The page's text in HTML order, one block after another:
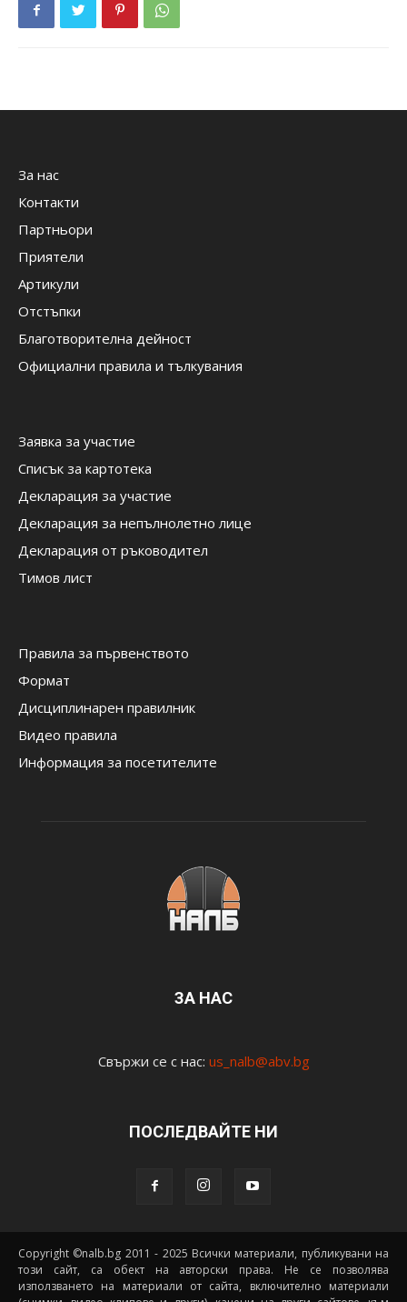
За нас
Контакти
Партньори
Приятели
Артикули
Отстъпки
Благотворителна дейност
Официални правила и тълкувания
Заявка за участие
Списък за картотека
Декларация за участие
Декларация за непълнолетно лице
Декларация от ръководител
Тимов лист
Правила за първенството
Формат
Дисциплинарен правилник
Видео правила
Информация за посетителите
ЗА НАС
Свържи се с нас: us_nalb@abv.bg
ПОСЛЕДВАЙТЕ НИ
Copyright ©nalb.bg 2011 - 2025 Всички материали, публикувани на
този сайт, са обект на авторски права. Не се позволява
използването на материали от сайта, включително материали